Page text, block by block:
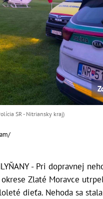
SR - Nitriansky kraj )
- Pri dopravnej
Zlaté Moravce
dieťa. Nehoda sa